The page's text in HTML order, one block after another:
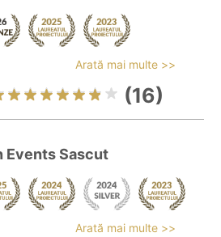
Arată mai multe >>
(16)
Events Sascut
Arată mai multe >>